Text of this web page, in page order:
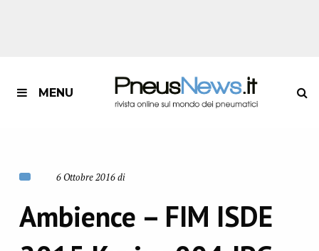
MENU
6 Ottobre 2016 di
Ambience – FIM ISDE